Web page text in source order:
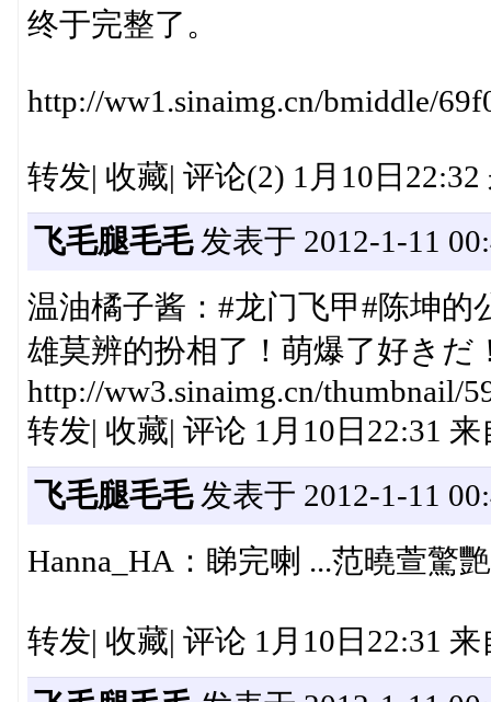
终于完整了。
http://ww1.sinaimg.cn/bmiddle/
转发| 收藏| 评论(2) 1月10日
飞毛腿毛毛发表于 2012-1-11
温油橘子酱：#龙门飞甲#陈坤
雄莫辨的扮相了！萌爆了好きだ
http://ww3.sinaimg.cn/thumbnail/
转发| 收藏| 评论 1月10日22:31
飞毛腿毛毛发表于 2012-1-11
Hanna_HA：睇完喇 ...范曉萱驚
转发| 收藏| 评论 1月10日22:31